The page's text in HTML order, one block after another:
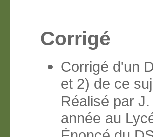
Corrigé
Corrigé d'un
et 2) de ce
Réalisé par
année au